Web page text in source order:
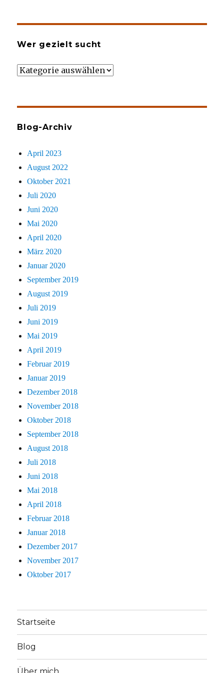
Wer gezielt sucht
Wer
Blog-Archiv
April 2023
August 2022
Oktober 2021
Juli 2020
Juni 2020
Mai 2020
April 2020
März 2020
Januar 2020
September 2019
August 2019
Juli 2019
Juni 2019
Mai 2019
April 2019
Februar 2019
Januar 2019
Dezember 2018
November 2018
Oktober 2018
September 2018
August 2018
Juli 2018
Juni 2018
Mai 2018
April 2018
Februar 2018
Januar 2018
Dezember 2017
November 2017
Oktober 2017
Startseite
Blog